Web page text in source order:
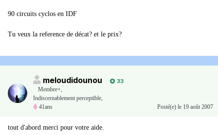
90 circuits cyclos en IDF
Tu veux la reference de décat? et le prix?
meloudidounou
33
Membre+,
Indiscernablement perceptible,
41ans
Posté(e) le 19 août 2007
tout d'abord merci pour votre aide.